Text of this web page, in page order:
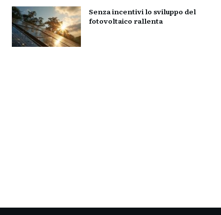
Senza incentivi lo sviluppo del
fotovoltaico rallenta